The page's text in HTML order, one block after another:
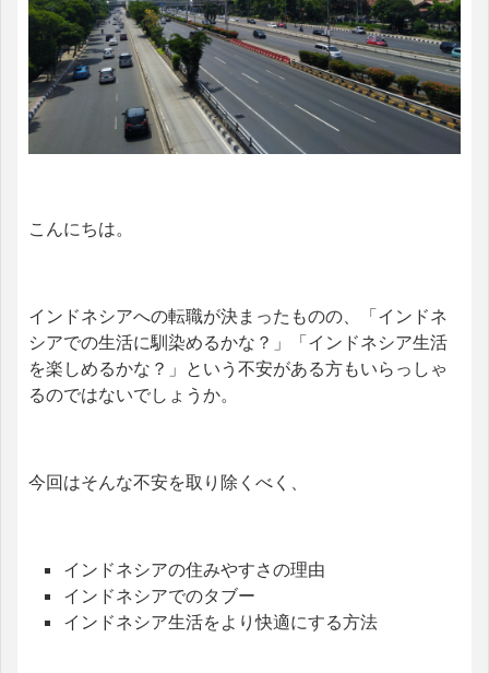
こんにちは。
インドネシアへの転職が決まったものの、「インドネ
シアでの生活に馴染めるかな？」「インドネシア生活
を楽しめるかな？」という不安がある方もいらっしゃ
るのではないでしょうか。
今回はそんな不安を取り除くべく、
インドネシアの住みやすさの理由
インドネシアでのタブー
インドネシア生活をより快適にする方法